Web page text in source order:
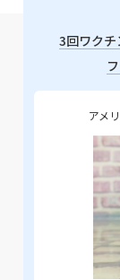
3回ワク
アメ